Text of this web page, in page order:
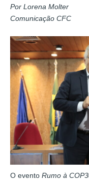
Por Lorena Molter
Comunicação CFC
O evento Rumo à